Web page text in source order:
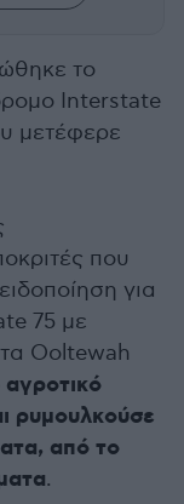
το
Interstate
μετέφερε
που
για
75 με
Ooltewah
ρυμουλκούσε
από το
.